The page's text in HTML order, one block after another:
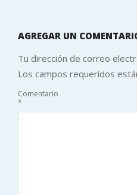
AGREGAR UN
Tu dirección de correo
Los campos requeridos
Comentario
*